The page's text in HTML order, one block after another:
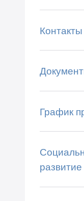
Контакты
График
развитие